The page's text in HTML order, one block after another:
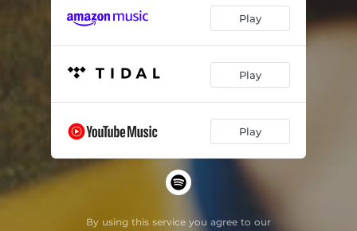
Play
Play
Play
By using this service you agree to our